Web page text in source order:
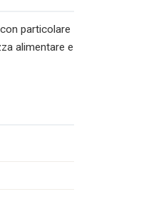
particolare
alimentare e